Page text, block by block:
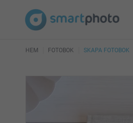
HEM FOTOBOK SKAPA FOTOBOK